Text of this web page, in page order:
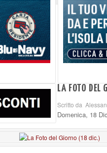
stradali -07-08-2026
dal nuovo piano dell'Autorità
LA FOTO
Scritto da
Domenica, 18